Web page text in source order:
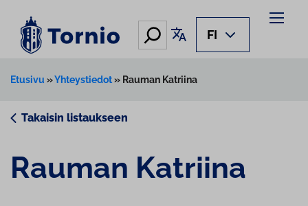
sisältöön
Hae Käännä sivu
FI
Etusivu »Yhteystiedot» Rauman Katriina
Takaisin listaukseen
Rauman Katriina